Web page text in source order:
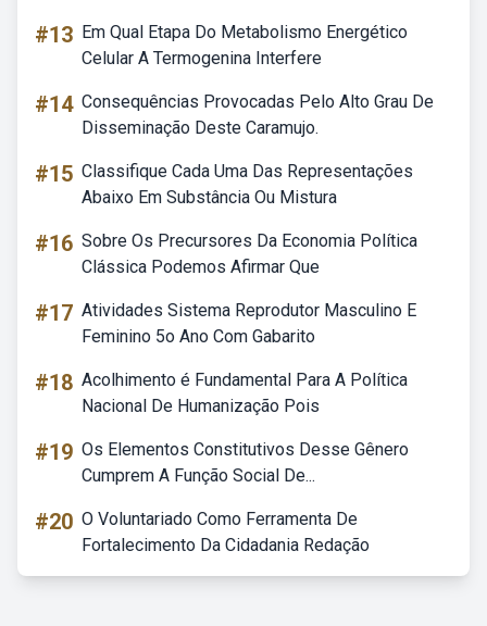
#13 Em Qual Etapa Do Metabolismo Energético
Celular A Termogenina Interfere
#14 Consequências Provocadas Pelo Alto Grau De
Disseminação Deste Caramujo.
#15 Classifique Cada Uma Das Representações
Abaixo Em Substância Ou Mistura
#16 Sobre Os Precursores Da Economia Política
Clássica Podemos Afirmar Que
#17 Atividades Sistema Reprodutor Masculino E
Feminino 5o Ano Com Gabarito
#18 Acolhimento é Fundamental Para A Política
Nacional De Humanização Pois
#19 Os Elementos Constitutivos Desse Gênero
Cumprem A Função Social De...
#20 O Voluntariado Como Ferramenta De
Fortalecimento Da Cidadania Redação